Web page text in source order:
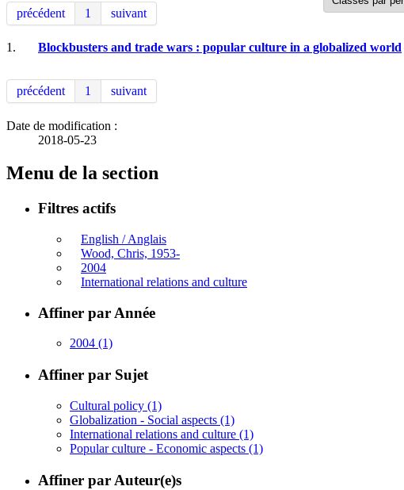
précédent 1 suivant
1. Blockbusters and trade wars : popular culture in a globalized world
précédent 1 suivant
Date de modification :
2018-05-23
Menu de la section
Filtres actifs
English / Anglais
Wood, Chris, 1953-
2004
International relations and culture
Affiner par Année
2004 (1)
Affiner par Sujet
Cultural policy (1)
Globalization - Social aspects (1)
International relations and culture (1)
Popular culture - Economic aspects (1)
Affiner par Auteur(e)s